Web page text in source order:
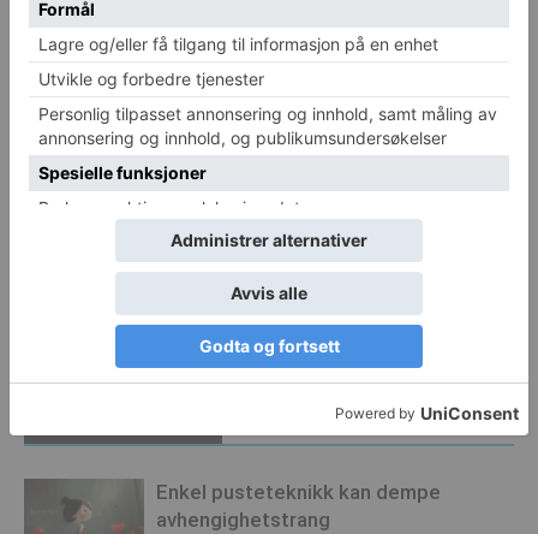
Luftforurensing øker sjansen
for Alzheimers og demens
bedre på en gård
Kyrre Dahl
http://helsesjefen.no
Enkel pusteteknikk kan dempe
avhengighetstrang